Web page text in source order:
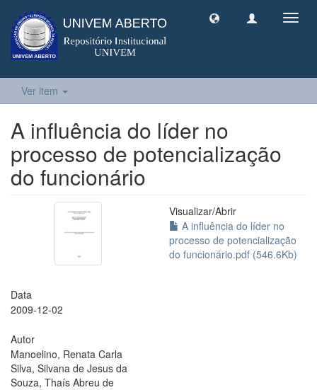
Ver item
A influência do líder no
processo de potencialização
do funcionário
Visualizar/Abrir
A influência do líder no
processo de potencialização
do funcionário.pdf (546.6Kb)
Data
2009-12-02
Autor
Manoelino, Renata Carla
Silva, Silvana de Jesus da
Souza, Thaís Abreu de